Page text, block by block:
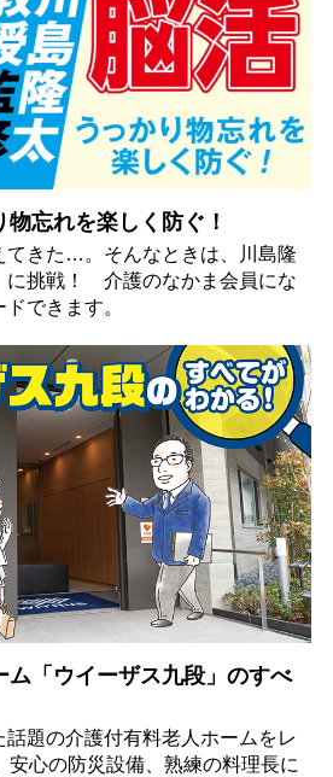
物忘れを楽しく防ぐ！
てきた…。そんなときは、川島隆
に挑戦！ 介護のなかま会員にな
できます。
ム「ウイーザス九段」のすべ
題の介護付有料老人ホームをレ
安心の防災設備、熟練の料理長に